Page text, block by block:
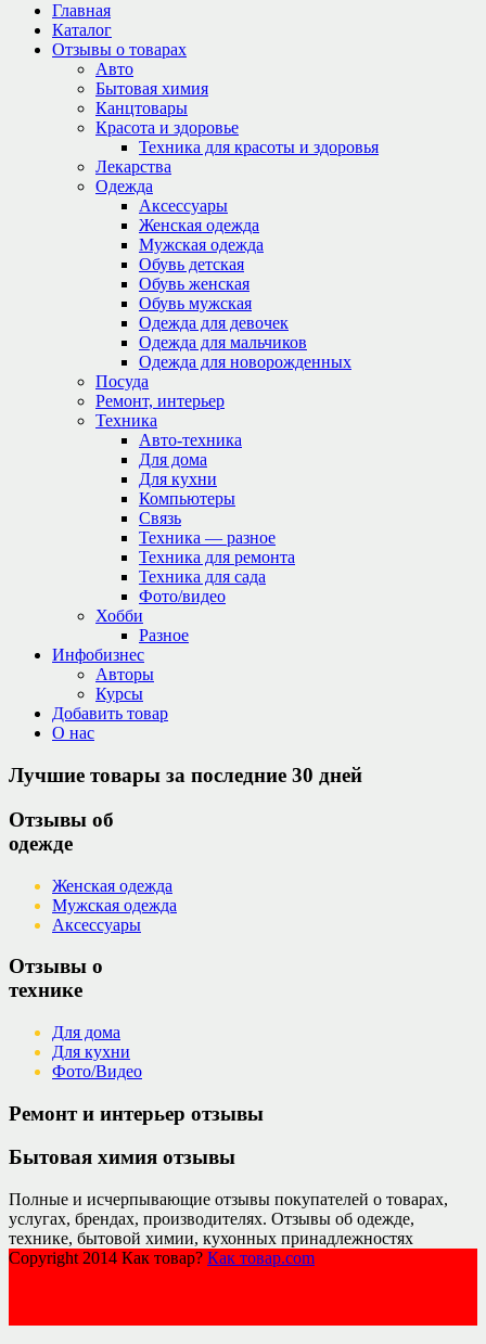
Главная
Каталог
Отзывы о товарах
Авто
Бытовая химия
Канцтовары
Красота и здоровье
Техника для красоты и здоровья
Лекарства
Одежда
Аксессуары
Женская одежда
Мужская одежда
Обувь детская
Обувь женская
Обувь мужская
Одежда для девочек
Одежда для мальчиков
Одежда для новорожденных
Посуда
Ремонт, интерьер
Техника
Авто-техника
Для дома
Для кухни
Компьютеры
Связь
Техника — разное
Техника для ремонта
Техника для сада
Фото/видео
Хобби
Разное
Инфобизнес
Авторы
Курсы
Добавить товар
О нас
Лучшие товары за последние 30 дней
Отзывы об
одежде
Женская одежда
Мужская одежда
Аксессуары
Отзывы о
технике
Для дома
Для кухни
Фото/Видео
Ремонт и интерьер отзывы
Бытовая химия отзывы
Полные и исчерпывающие отзывы покупателей о товарах,
услугах, брендах, производителях. Отзывы об одежде,
технике, бытовой химии, кухонных принадлежностях
Copyright 2014 Как товар? Как товар.com